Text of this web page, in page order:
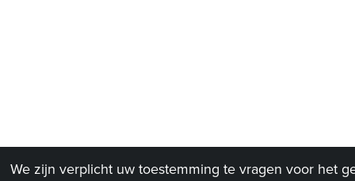
We zijn verplicht uw toestemming te vragen voor het